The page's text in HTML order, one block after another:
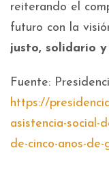
reiterando el
futuro con la
justo, solidario
Fuente:
https://
asistencia-social-
de-cinco-anos-de-